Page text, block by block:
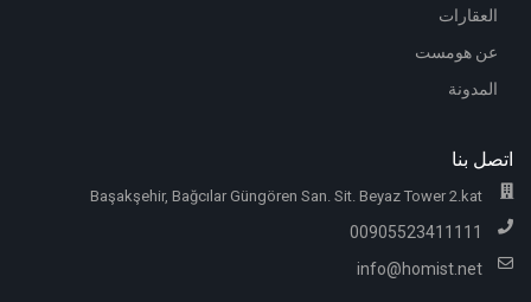
العقارات
عن هومست
المدونة
اتصل بنا
Başakşehir, Bağcılar Güngören San. Sit. Beyaz Tower 2.kat
00905523411111
info@homist.net